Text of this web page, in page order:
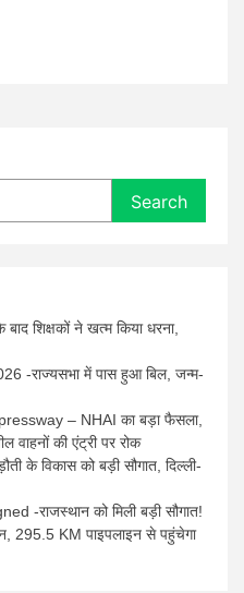
Search
शिक्षकों ने खत्म किया धरना,
-राज्यसभा में पास हुआ बिल, जन्म-
– NHAI का बड़ा फैसला,
वाहनों की एंट्री पर रोक
के विकास को बड़ी सौगात, दिल्ली-
-राजस्थान को मिली बड़ी सौगात!
295.5 KM पाइपलाइन से पहुंचेगा